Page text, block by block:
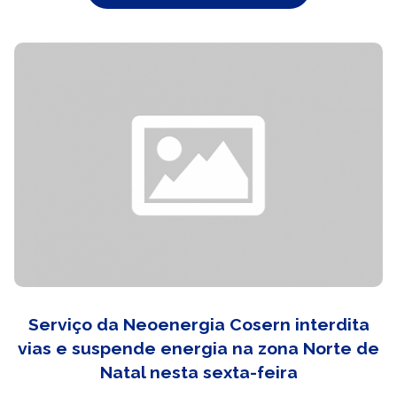
Serviço da Neoenergia Cosern interdita
vias e suspende energia na zona Norte de
Natal nesta sexta-feira